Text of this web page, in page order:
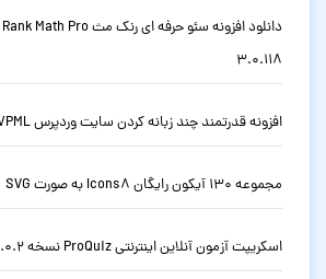
3.0.118
افزونه قدرتمند چند زبانه کردن سایت وردپرس WPML نسخه 4.9.6
مجموعه 130 آیکون رایگان Icons8 به صورت SVG
اسکریپت آزمون آنلاین اینترنتی ProQuiz نسخه 2.0.2